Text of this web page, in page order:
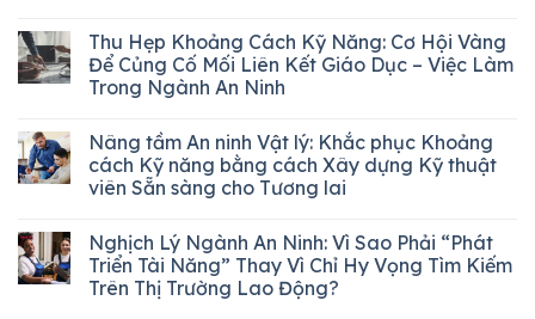
Thu Hẹp Khoảng Cách Kỹ Năng: Cơ Hội Vàng
Để Củng Cố Mối Liên Kết Giáo Dục – Việc Làm
Trong Ngành An Ninh
Nâng tầm An ninh Vật lý: Khắc phục Khoảng
cách Kỹ năng bằng cách Xây dựng Kỹ thuật
viên Sẵn sàng cho Tương lai
Nghịch Lý Ngành An Ninh: Vì Sao Phải “Phát
Triển Tài Năng” Thay Vì Chỉ Hy Vọng Tìm Kiếm
Trên Thị Trường Lao Động?